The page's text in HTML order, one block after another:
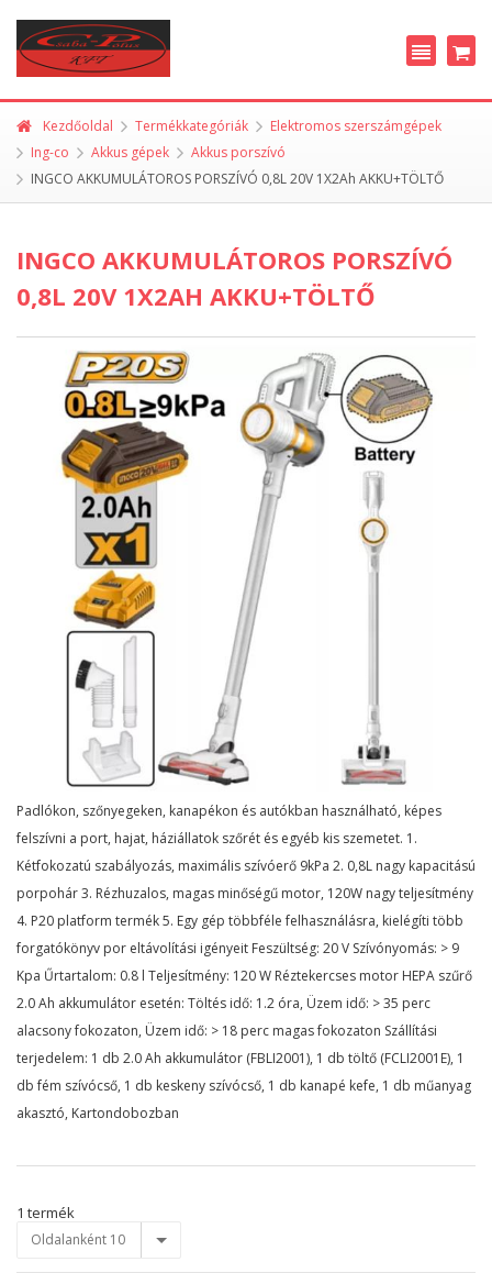
Kezdőoldal Termékkategóriák
Elektromos szerszámgépek
Ing-co
Akkus gépek
Akkus porszívó
INGCO AKKUMULÁTOROS PORSZÍVÓ 0,8L 20V 1X2Ah AKKU+TÖLTŐ
INGCO AKKUMULÁTOROS PORSZÍVÓ
0,8L 20V 1X2AH AKKU+TÖLTŐ
Padlókon, szőnyegeken, kanapékon és autókban használható, képes
felszívni a port, hajat, háziállatok szőrét és egyéb kis szemetet. 1.
Kétfokozatú szabályozás, maximális szívóerő 9kPa 2. 0,8L nagy kapacitású
porpohár 3. Rézhuzalos, magas minőségű motor, 120W nagy teljesítmény
4. P20 platform termék 5. Egy gép többféle felhasználásra, kielégíti több
forgatókönyv por eltávolítási igényeit Feszültség: 20 V Szívónyomás: > 9
Kpa Űrtartalom: 0.8 l Teljesítmény: 120 W Réztekercses motor HEPA szűrő
2.0 Ah akkumulátor esetén: Töltés idő: 1.2 óra, Üzem idő: > 35 perc
alacsony fokozaton, Üzem idő: > 18 perc magas fokozaton Szállítási
terjedelem: 1 db 2.0 Ah akkumulátor (FBLI2001), 1 db töltő (FCLI2001E), 1
db fém szívócső, 1 db keskeny szívócső, 1 db kanapé kefe, 1 db műanyag
akasztó, Kartondobozban
1 termék
Oldalanként 10